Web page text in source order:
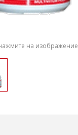
на изображение